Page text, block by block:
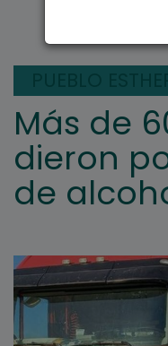
Más de
dieron
de